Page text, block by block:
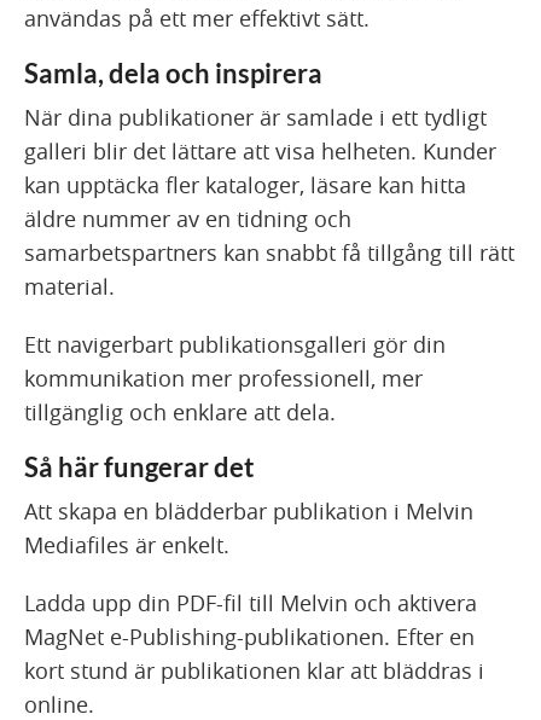
användas på ett mer effektivt sätt.
Samla, dela och inspirera
När dina publikationer är samlade i ett tydligt
galleri blir det lättare att visa helheten. Kunder
kan upptäcka fler kataloger, läsare kan hitta
äldre nummer av en tidning och
samarbetspartners kan snabbt få tillgång till rätt
material.
Ett navigerbart publikationsgalleri gör din
kommunikation mer professionell, mer
tillgänglig och enklare att dela.
Så här fungerar det
Att skapa en blädderbar publikation i Melvin
Mediafiles är enkelt.
Ladda upp din PDF-fil till Melvin och aktivera
MagNet e-Publishing-publikationen. Efter en
kort stund är publikationen klar att bläddras i
online.